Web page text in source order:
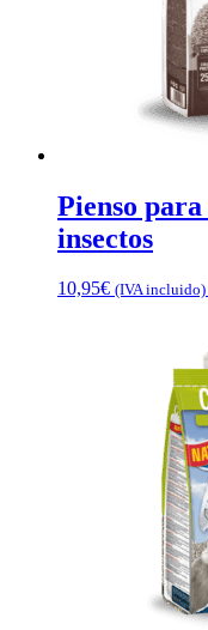
Pienso
insectos
10,95€ (IVA incluido)